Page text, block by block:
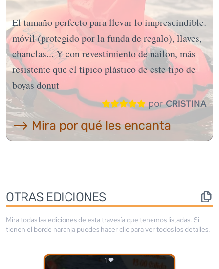
El tamaño perfecto para llevar lo imprescindible:
móvil (protegido por la funda de regalo), llaves,
chanclas... Y con revestimiento de nailon, más
resistente que el típico plástico de este tipo de
boyas donut
porCRISTINA
⟶ Mira por qué les encanta
OTRAS EDICIONES
Mira todas las ediciones de esta travesía que tenemos listadas. Si
tienen el borde naranja puedes hacer clic para ver todos los detalles.
1